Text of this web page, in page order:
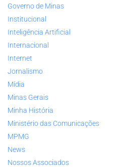
Governo de Minas
Institucional
Inteligência Artificial
Internacional
Internet
Jornalismo
Mídia
Minas Gerais
Minha História
Ministério das Comunicações
MPMG
News
Nossos Associados